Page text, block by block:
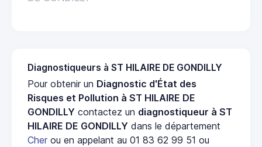
Diagnostiqueurs à ST HILAIRE DE GONDILLY
Pour obtenir un Diagnostic d'État des
Risques et Pollution à ST HILAIRE DE
GONDILLY contactez un diagnostiqueur à ST
HILAIRE DE GONDILLY dans le département
Cher ou en appelant au 01 83 62 99 51 ou